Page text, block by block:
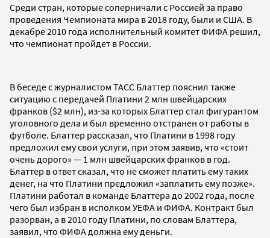
Среди стран, которые соперничали с Россией за право
проведения Чемпионата мира в 2018 году, были и США. В
декабре 2010 года исполнительный комитет ФИФА решил,
что чемпионат пройдет в России.
В беседе с журналистом ТАСС Блаттер пояснил также
ситуацию с передачей Платини 2 млн швейцарских
франков ($2 млн), из-за которых Блаттер стал фигурантом
уголовного дела и был временно отстранен от работы в
футболе. Блаттер рассказал, что Платини в 1998 году
предложил ему свои услуги, при этом заявив, что «стоит
очень дорого» — 1 млн швейцарских франков в год.
Блаттер в ответ сказал, что не сможет платить ему таких
денег, на что Платини предложил «заплатить ему позже».
Платини работал в команде Блаттера до 2002 года, после
чего был избран в исполком УЕФА и ФИФА. Контракт был
разорван, а в 2010 году Платини, по словам Блаттера,
заявил, что ФИФА должна ему деньги.